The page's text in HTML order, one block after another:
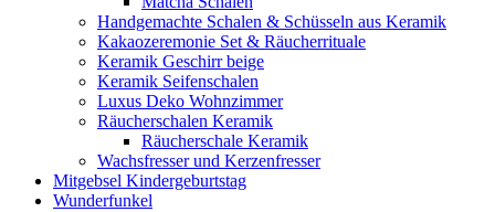
Handgemachte Schalen & Schüsseln aus Keramik
Kakaozeremonie Set & Räucherrituale
Keramik Geschirr beige
Keramik Seifenschalen
Luxus Deko Wohnzimmer
Räucherschalen Keramik
Räucherschale Keramik
Wachsfresser und Kerzenfresser
Mitgebsel Kindergeburtstag
Wunderfunkel